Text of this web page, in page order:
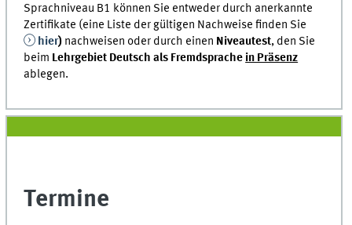
Sprachniveau B1 können Sie entweder durch anerkannte
Zertifikate (eine Liste der gültigen Nachweise finden Sie
hier) nachweisen oder durch einen Niveautest, den Sie
beim Lehrgebiet Deutsch als Fremdsprache in Präsenz
ablegen.
Termine